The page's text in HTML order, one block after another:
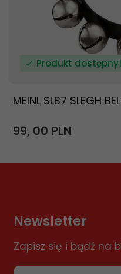
Produkt dostępny!
MEINL SLB7 SLEGH
99, 00 PLN
Newsletter
Zapisz się i bądź na